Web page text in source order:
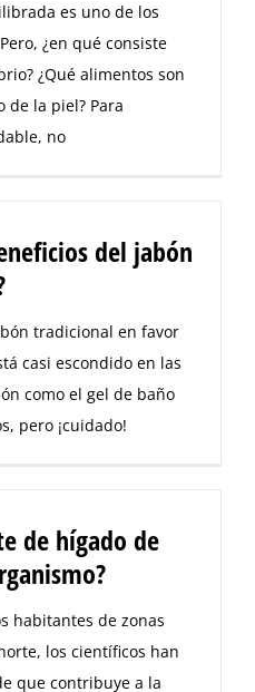
es uno de los
¿en qué consiste
¿Qué alimentos son
de la piel? Para
no
del jabón
tradicional en favor
casi escondido en las
como el gel de baño
pero ¡cuidado!
de hígado de
habitantes de zonas
los científicos han
que contribuye a la